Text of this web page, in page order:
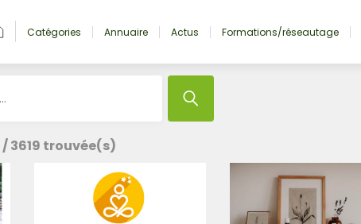
Catégories Annuaire Actus Formations/réseautage
/3619 trouvée(s)